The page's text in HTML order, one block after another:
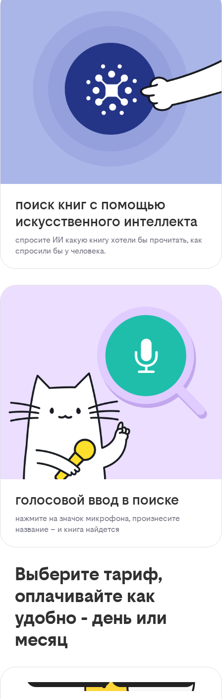
поиск книг с помощью
искусственного интеллекта
спросите ИИ какую книгу хотели бы прочитать, как
спросили бы у человека.
голосовой ввод в поиске
нажмите на значок микрофона, произнесите
название – и книга найдется
Выберите тариф,
оплачивайте как
удобно - день или
месяц